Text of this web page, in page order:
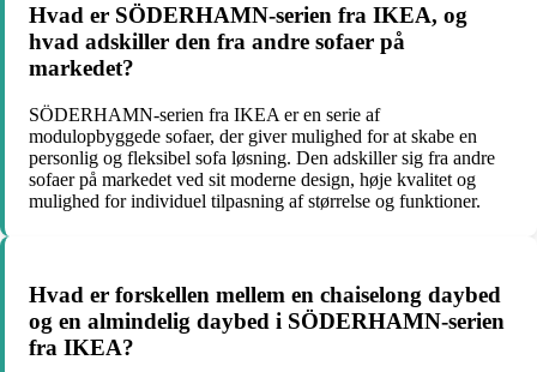
Hvad er SÖDERHAMN-serien fra IKEA, og
hvad adskiller den fra andre sofaer på
markedet?
SÖDERHAMN-serien fra IKEA er en serie af
modulopbyggede sofaer, der giver mulighed for at skabe en
personlig og fleksibel sofa løsning. Den adskiller sig fra andre
sofaer på markedet ved sit moderne design, høje kvalitet og
mulighed for individuel tilpasning af størrelse og funktioner.
Hvad er forskellen mellem en chaiselong daybed
og en almindelig daybed i SÖDERHAMN-serien
fra IKEA?